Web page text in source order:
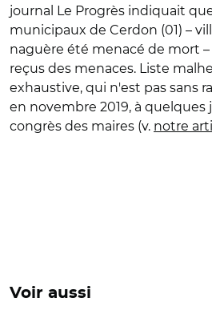
journal Le Progrès indiquait
municipaux de Cerdon (01) –
naguère été menacé de mort –
reçus des menaces. Liste
exhaustive, qui n'est pas sans
en novembre 2019, à quelques
congrès des maires (v. notre
Voir aussi